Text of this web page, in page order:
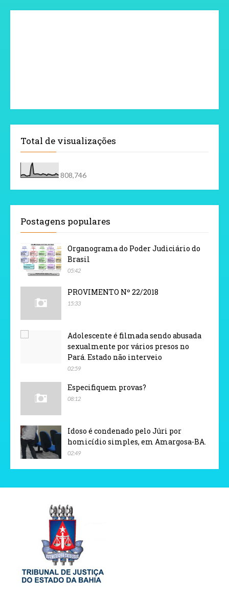
Total de visualizações
808,746
Postagens populares
Organograma do Poder Judiciário do
Brasil
05:42
PROVIMENTO Nº 22/2018
15:33
Adolescente é filmada sendo abusada
sexualmente por vários presos no
Pará. Estado não interveio
02:59
Especifiquem provas?
08:12
Idoso é condenado pelo Júri por
homicídio simples, em Amargosa-BA.
02:49